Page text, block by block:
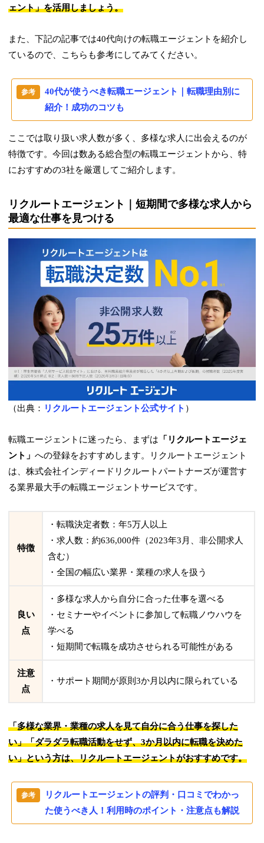
ェント」を活用しましょう。
また、下記の記事では40代向けの転職エージェントを紹介し
ているので、こちらも参考にしてみてください。
40代が使うべき転職エージェント｜転職理由別に
紹介！成功のコツも
ここでは取り扱い求人数が多く、多様な求人に出会えるのが
特徴です。今回は数ある総合型の転職エージェントから、特
におすすめの3社を厳選してご紹介します。
リクルートエージェント｜短期間で多様な求人から
最適な仕事を見つける
（出典： リクルートエージェント公式サイト ）
転職エージェントに迷ったら、まずは 「リクルートエージェ
ント」への登録をおすすめします。リクルートエージェント
は、株式会社インディードリクルートパートナーズが運営す
る業界最大手の転職エージェントサービスです。
特徴
・転職決定者数：年5万人以上
・求人数：約636,000件（2023年3月、非公開求人
含む）
・全国の幅広い業界・業種の求人を扱う
良い
点
・多様な求人から自分に合った仕事を選べる
・セミナーやイベントに参加して転職ノウハウを
学べる
・短期間で転職を成功させられる可能性がある
注意
点
・サポート期間が原則3か月以内に限られている
「多様な業界・業種の求人を見て自分に合う仕事を探した
い」「ダラダラ転職活動をせず、3か月以内に転職を決めた
い」という方は、リクルートエージェントがおすすめです。
リクルートエージェントの評判・口コミでわかっ
た使うべき人！利用時のポイント・注意点も解説